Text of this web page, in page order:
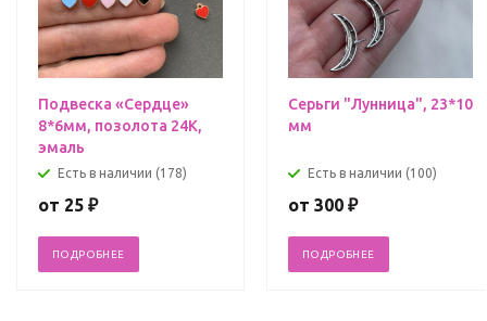
Подвеска «Сердце»
8*6мм, позолота 24К,
эмаль
Есть в наличии (178)
от 25 ₽
ПОДРОБНЕЕ
Серьги "Лунница", 23*10
мм
Есть в наличии (100)
от 300 ₽
ПОДРОБНЕЕ